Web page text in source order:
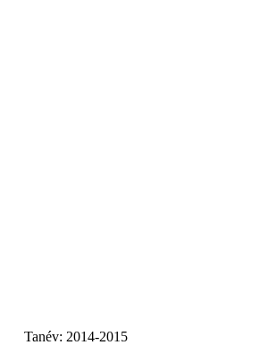
Tanév: 2014-2015